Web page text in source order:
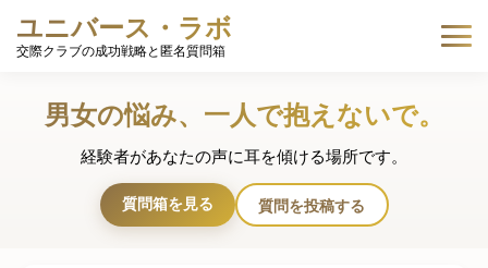
ユニバース・ラボ
交際クラブの成功戦略と匿名質問箱
男女の悩み、一人で抱えないで。
経験者があなたの声に耳を傾ける場所です。
質問箱を見る 質問を投稿する